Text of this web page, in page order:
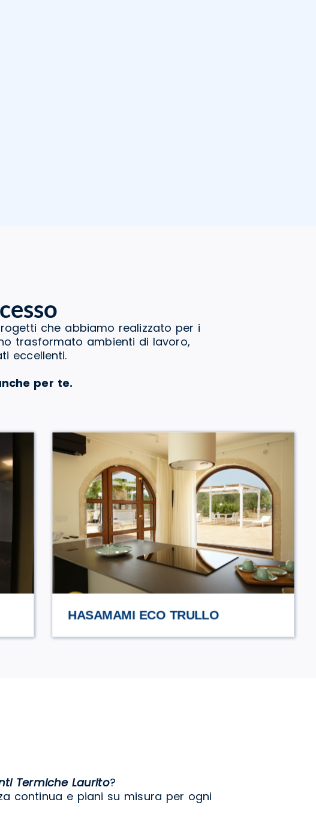
che abbiamo realizzato per i
trasformato ambienti di lavoro,
eccellenti.
per te.
URCIUOLI
Termiche Laurito?
continua e piani su misura per ogni